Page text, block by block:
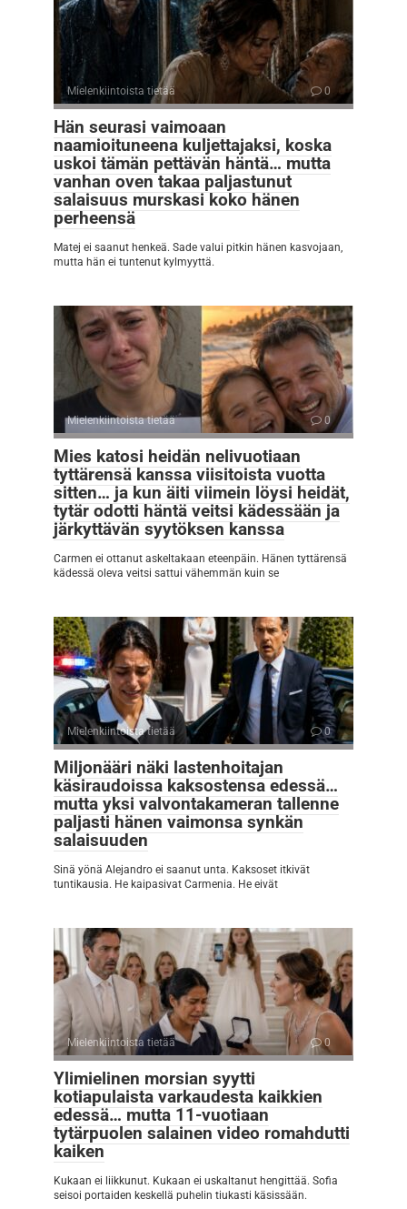
Mielenkiintoista tietää 0
Hän seurasi vaimoaan
naamioituneena kuljettajaksi, koska
uskoi tämän pettävän häntä… mutta
vanhan oven takaa paljastunut
salaisuus murskasi koko hänen
perheensä
Matej ei saanut henkeä. Sade valui pitkin hänen kasvojaan,
mutta hän ei tuntenut kylmyyttä.
Mielenkiintoista tietää 0
Mies katosi heidän nelivuotiaan
tyttärensä kanssa viisitoista vuotta
sitten… ja kun äiti viimein löysi heidät,
tytär odotti häntä veitsi kädessään ja
järkyttävän syytöksen kanssa
Carmen ei ottanut askeltakaan eteenpäin. Hänen tyttärensä
kädessä oleva veitsi sattui vähemmän kuin se
Mielenkiintoista tietää 0
Miljonääri näki lastenhoitajan
käsiraudoissa kaksostensa edessä…
mutta yksi valvontakameran tallenne
paljasti hänen vaimonsa synkän
salaisuuden
Sinä yönä Alejandro ei saanut unta. Kaksoset itkivät
tuntikausia. He kaipasivat Carmenia. He eivät
Mielenkiintoista tietää 0
Ylimielinen morsian syytti
kotiapulaista varkaudesta kaikkien
edessä… mutta 11-vuotiaan
tytärpuolen salainen video romahdutti
kaiken
Kukaan ei liikkunut. Kukaan ei uskaltanut hengittää. Sofia
seisoi portaiden keskellä puhelin tiukasti käsissään.